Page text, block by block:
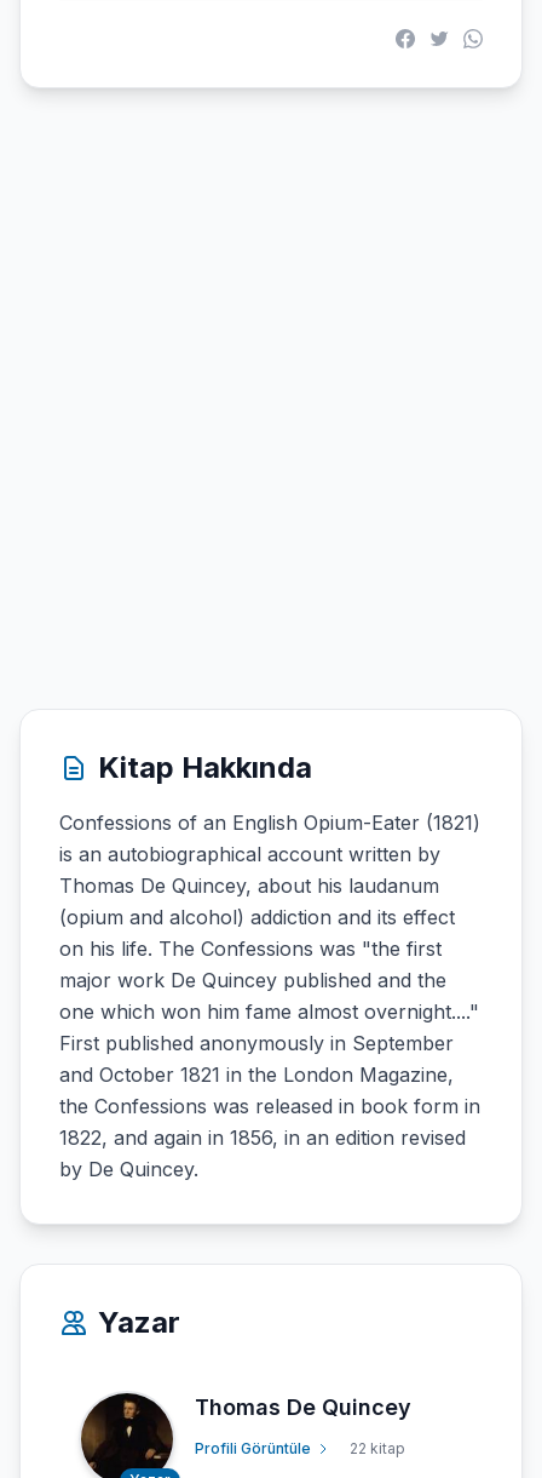
Kitap Hakkında
Confessions of an English Opium-Eater (1821)
is an autobiographical account written by
Thomas De Quincey, about his laudanum
(opium and alcohol) addiction and its effect
on his life. The Confessions was "the first
major work De Quincey published and the
one which won him fame almost overnight...."
First published anonymously in September
and October 1821 in the London Magazine,
the Confessions was released in book form in
1822, and again in 1856, in an edition revised
by De Quincey.
Yazar
Thomas De Quincey
Profili Görüntüle 22 kitap